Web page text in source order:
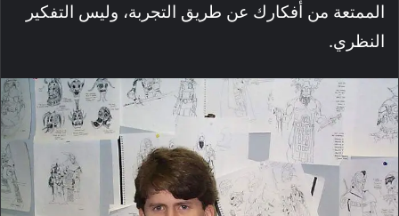
الممتعة من أفكارك عن طريق التجربة، وليس التفكير
النظري.